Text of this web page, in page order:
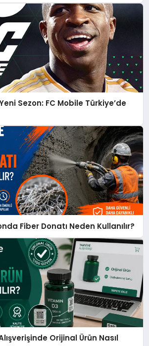
Sezon: FC Mobile Türkiye’de
Fiber Donatı Neden Kullanılır?
Orijinal Ürün Nasıl